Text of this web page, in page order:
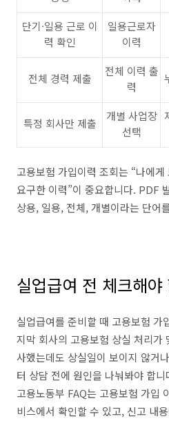
단기·일용 근로 이
력 확인
일용근로자
이력
전체 경력 제출
전체 이력 출
력
특정 회사만 제출
개별 사업장
선택
고용보험 가입이력 조회는 “나에
요구한 이력”이 중요합니다. PDF
상용, 일용, 전체, 개별이라는 단어
실업급여 전 체크해
실업급여를 준비할 때 고용보험 가
지막 회사의 고용보험 상실 처리가
사했는데도 상실일이 보이지 않거
터 상담 전에 원인을 나눠봐야 합니
고용노동부 FAQ는 고용보험 가입
비스에서 확인할 수 있고, 신고 내